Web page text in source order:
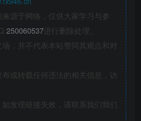
源于网络，仅供大家学习与参
250060537进行删除处理。
，并不代表本站赞同其观点和对
或转载任何违法的相关信息，访
发现链接失效，请联系我们我们